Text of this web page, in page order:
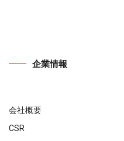
企業情報
会社概要
CSR